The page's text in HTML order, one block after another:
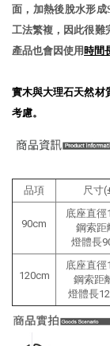
面，加熱後脫水形成
工法繁複，因此很難
產品也會因使用時間
實木與大理石天然材
考慮。
品項 尺寸
90cm
底座直徑
鋼索距
燈體長
120cm
底座直徑
鋼索距
燈體長